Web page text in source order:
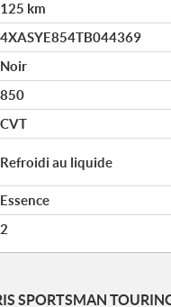
125 km
4XASYE854TB044369
Noir
850
CVT
Refroidi au liquide
Essence
2
SPORTSMAN